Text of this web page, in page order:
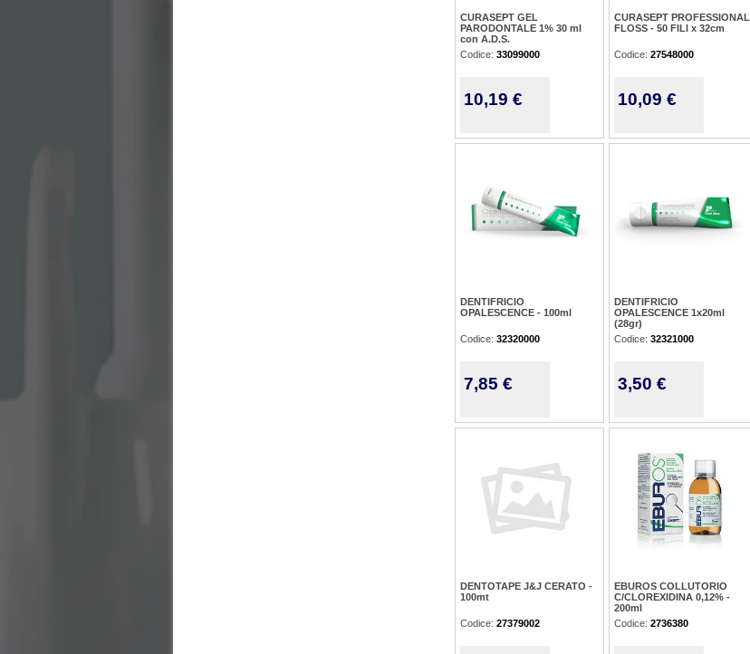
CURASEPT GEL
PARODONTALE 1% 30 ml
con A.D.S.
Codice: 33099000
10,19 €
CURASEPT PROFESSIONAL
FLOSS - 50 FILI x 32cm
Codice: 27548000
10,09 €
DENTIFRICIO
OPALESCENCE - 100ml
Codice: 32320000
7,85 €
DENTIFRICIO
OPALESCENCE 1x20ml
(28gr)
Codice: 32321000
3,50 €
DENTOTAPE J&J CERATO -
100mt
Codice: 27379002
EBUROS COLLUTORIO
C/CLOREXIDINA 0,12% -
200ml
Codice: 2736380